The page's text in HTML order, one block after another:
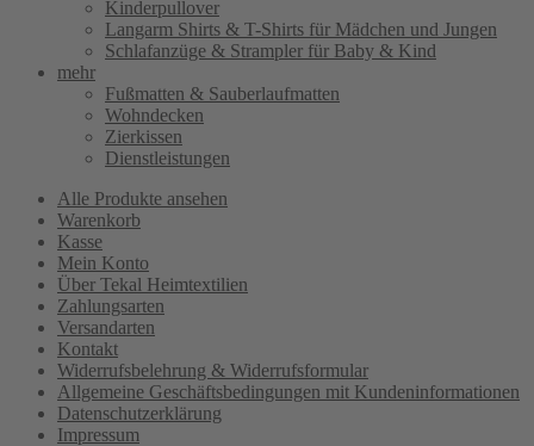
Kinderpullover
Langarm Shirts & T-Shirts für Mädchen und Jungen
Schlafanzüge & Strampler für Baby & Kind
mehr
Fußmatten & Sauberlaufmatten
Wohndecken
Zierkissen
Dienstleistungen
Alle Produkte ansehen
Warenkorb
Kasse
Mein Konto
Über Tekal Heimtextilien
Zahlungsarten
Versandarten
Kontakt
Widerrufsbelehrung & Widerrufsformular
Allgemeine Geschäftsbedingungen mit Kundeninformationen
Datenschutzerklärung
Impressum